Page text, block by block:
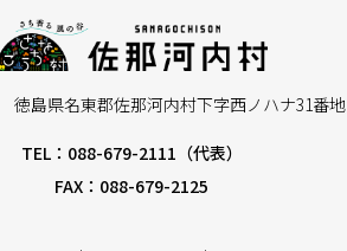
徳島県名東郡佐那河内村下字西ノハナ31番地
TEL：088-679-2111（代表）
FAX：088-679-2125